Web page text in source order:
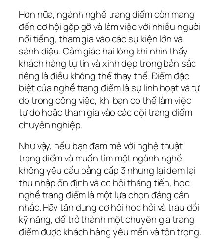
Hơn nữa, ngành nghề trang điểm còn mang
đến cơ hội gặp gỡ và làm việc với nhiều người
nổi tiếng, tham gia vào các sự kiện lớn và
sành điệu. Cảm giác hài lòng khi nhìn thấy
khách hàng tự tin và xinh đẹp trong bản sắc
riêng là điều không thể thay thế. Điểm đặc
biệt của nghề trang điểm là sự linh hoạt và tự
do trong công việc, khi bạn có thể làm việc
tự do hoặc tham gia vào các đội trang điểm
chuyên nghiệp.
Như vậy, nếu bạn đam mê với nghệ thuật
trang điểm và muốn tìm một ngành nghề
không yêu cầu bằng cấp 3 nhưng lại đem lại
thu nhập ổn định và cơ hội thăng tiến, học
nghề trang điểm là một lựa chọn đáng cân
nhắc. Hãy tận dụng cơ hội học hỏi và trau dồi
kỹ năng, để trở thành một chuyên gia trang
điểm được khách hàng yêu mến và tôn trọng.